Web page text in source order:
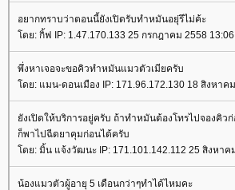
อยากทราบว่าตอนนี้ยังเปิดรับทำหมันอยุ่รึไม่ค้ะ
ดย: กิ้ฟ IP: 1.47.170.133 25 กรกฎาคม 2558
พึ่งหาเจอจะขอคิวทำหมันแมวตัวเมียครับ
ดย: แมน-ดอนเมือง IP: 171.96.172.130 18 สิงหาค
งเปิดให้บริการอยู่ครับ ถ้าทำหมันต้องโทรไปจองคิว
ก็พาไปฉีดยาคุมก่อนได้ครับ
ดย: มิ้น แจ้งวัฒนะ IP: 171.101.142.112 25 สิงหาค
น้องแมวตัวผู้อายุ 5 เดือนกว่าๆทำได้ไหมคะ